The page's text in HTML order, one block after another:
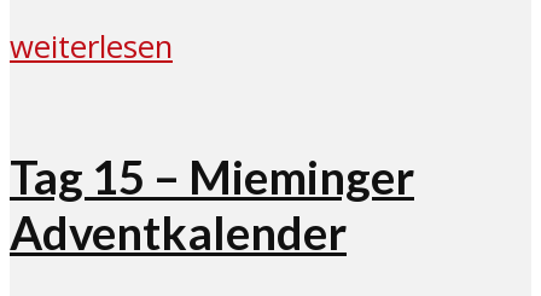
weiterlesen
Tag 15 – Mieminger
Adventkalender